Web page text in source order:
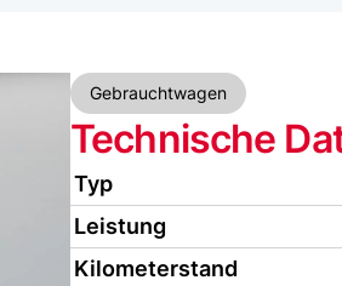
Gebrauchtwagen
Technische
Typ
Leistung
Kilometerstand